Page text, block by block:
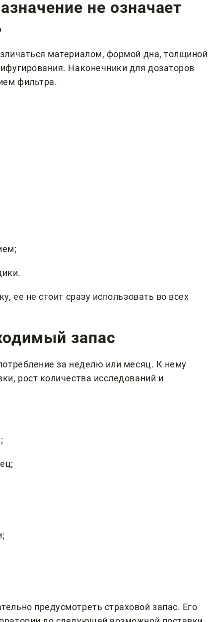
не означает
материалом, формой дна, толщиной
Наконечники для дозаторов
фильтра.
ее не стоит сразу использовать во всех
запас
за неделю или месяц. К нему
рост количества исследований и
предусмотреть страховой запас. Его